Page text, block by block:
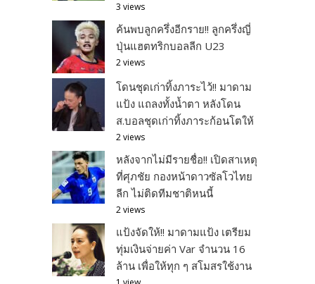
3 views
ค้นพบลูกครึ่งอีกราย!! ลูกครึ่งญี่
ปุ่นแฮตทริกบอลลีก U23
2 views
โดนชุดเก่าทิ้งภาระไว้!! มาดาม
แป้ง แถลงทั้งน้ำตา หลังโดน
ส.บอลชุดเก่าทิ้งภาระก้อนโตให้
2 views
หลังจากไม่มีรายชื่อ!! เปิดสาเหตุ
ที่ศุภชัย กองหน้าดาวซัลโวไทย
ลีก ไม่ติดทีมชาติหนนี้
2 views
แป้งจัดให้!! มาดามแป้ง เตรียม
ทุ่มเงินจ่ายค่า Var จำนวน 16
ล้าน เพื่อให้ทุก ๆ สโมสรใช้งาน